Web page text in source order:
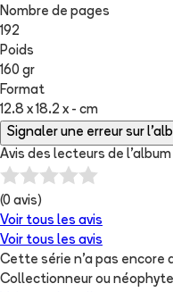
Nombre de pages
192
Poids
160 gr
Format
12.8 x 18.2 x - cm
Signaler une erreur sur
Avis des lecteurs de l'album
(0 avis)
Voir tous les avis
Voir tous les avis
Cette série n'a pas encore
Collectionneur ou néophyte